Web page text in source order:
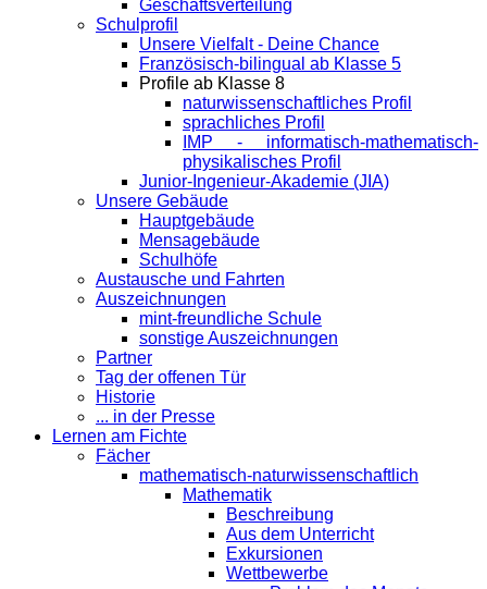
Geschäftsverteilung
Schulprofil
Unsere Vielfalt - Deine Chance
Französisch-bilingual ab Klasse 5
Profile ab Klasse 8
naturwissenschaftliches Profil
sprachliches Profil
IMP - informatisch-mathematisch-
physikalisches Profil
Junior-Ingenieur-Akademie (JIA)
Unsere Gebäude
Hauptgebäude
Mensagebäude
Schulhöfe
Austausche und Fahrten
Auszeichnungen
mint-freundliche Schule
sonstige Auszeichnungen
Partner
Tag der offenen Tür
Historie
... in der Presse
Lernen am Fichte
Fächer
mathematisch-naturwissenschaftlich
Mathematik
Beschreibung
Aus dem Unterricht
Exkursionen
Wettbewerbe